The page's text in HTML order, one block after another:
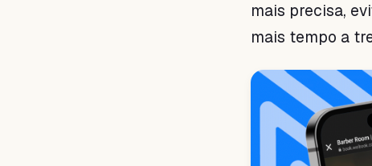
mais precisa,
mais tempo a